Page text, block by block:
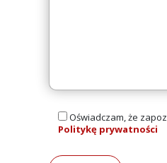
Oświadczam, że
Politykę prywatności